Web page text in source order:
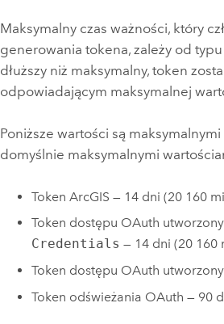
Maksymalny czas ważności, który
generowania tokena, zależy od
dłuższy niż maksymalny, token
odpowiadającym maksymalnej
Poniższe wartości są
domyślnie maksymalnymi
Token ArcGIS — 14 dni (20 160
Token dostępu OAuth
Credentials — 14 dni (20 160
Token dostępu OAuth
Token odświeżania OAuth — 90